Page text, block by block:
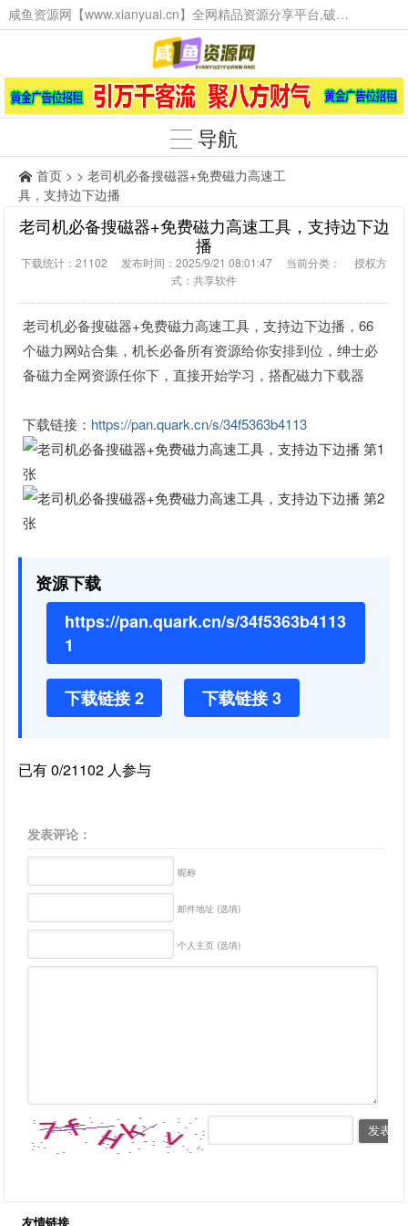
咸鱼资源网【www.xianyuai.cn】全网精品资源分享平台,破解软件,技术源码,火爆项目,工具辅助,这里无所不有。
导航
首页 > > 老司机必备搜磁器+免费磁力高速工
具，支持边下边播
老司机必备搜磁器+免费磁力高速工具，支持边下边
播
下载统计：21102 发布时间：2025/9/21 08:01:47 当前分类： 授权方
式：共享软件
老司机必备搜磁器+免费磁力高速工具，支持边下边播，66
个磁力网站合集，机长必备所有资源给你安排到位，绅士必
备磁力全网资源任你下，直接开始学习，搭配磁力下载器
下载链接： https://pan.quark.cn/s/34f5363b4113
资源下载
https://pan.quark.cn/s/34f5363b4113
1
下载链接 2 下载链接 3
已有 0/21102 人参与
发表评论：
昵称
邮件地址 (选填)
个人主页 (选填)
友情链接